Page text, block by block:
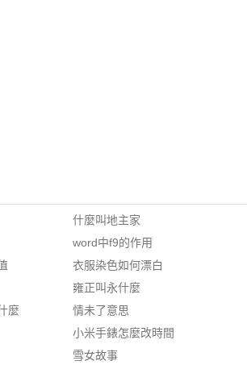
麼
什麼叫地主家
word中f9的作用
衣服染色如何漂白
雍正叫永什麼
情未了意思
小米手錶怎麼改時間
雪女故事